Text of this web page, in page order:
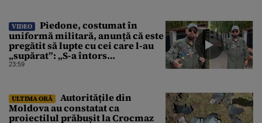
VIDEO
Piedone, costumat în
uniformă militară, anunță că este
pregătit să lupte cu cei care l-au
„supărat”: „S-a întors
boomerangul”
23:59
ULTIMA ORĂ
Autoritățile din
Moldova au constatat ca
proiectilul prăbușit la Crocmaz